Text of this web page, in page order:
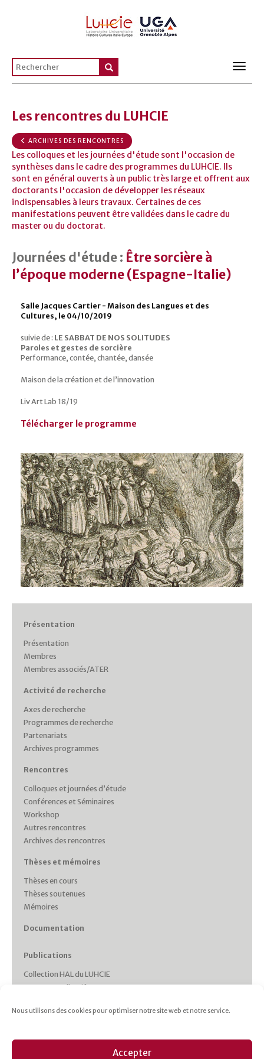
Nous utilisons des cookies pour optimiser notre site web et notre service.
Accepter
Les rencontres du LUHCIE
ARCHIVES DES RENCONTRES
Les colloques et les journées d'étude sont l'occasion de
synthèses dans le cadre des programmes du LUHCIE. Ils
sont en général ouverts à un public très large et offrent aux
doctorants l'occasion de développer les réseaux
indispensables à leurs travaux. Certaines de ces
manifestations peuvent être validées dans le cadre du
master ou du doctorat.
Journées d'étude : Être sorcière à
l’époque moderne (Espagne-Italie)
Salle Jacques Cartier - Maison des Langues et des
Cultures, le 04/10/2019
suivie de : LE SABBAT DE NOS SOLITUDES
Paroles et gestes de sorcière
Performance, contée, chantée, dansée
Maison de la création et de l’innovation
Liv Art Lab 18/19
Télécharger le programme
Présentation
Présentation
Membres
Membres associés/ATER
Activité de recherche
Axes de recherche
Programmes de recherche
Partenariats
Archives programmes
Rencontres
Colloques et journées d’étude
Conférences et Séminaires
Workshop
Autres rencontres
Archives des rencontres
Thèses et mémoires
Thèses en cours
Thèses soutenues
Mémoires
Documentation
Publications
Collection HAL du LUHCIE
Ouvrages collectifs
Working Papers
Italie plurielle
Cahiers d’études italiennes